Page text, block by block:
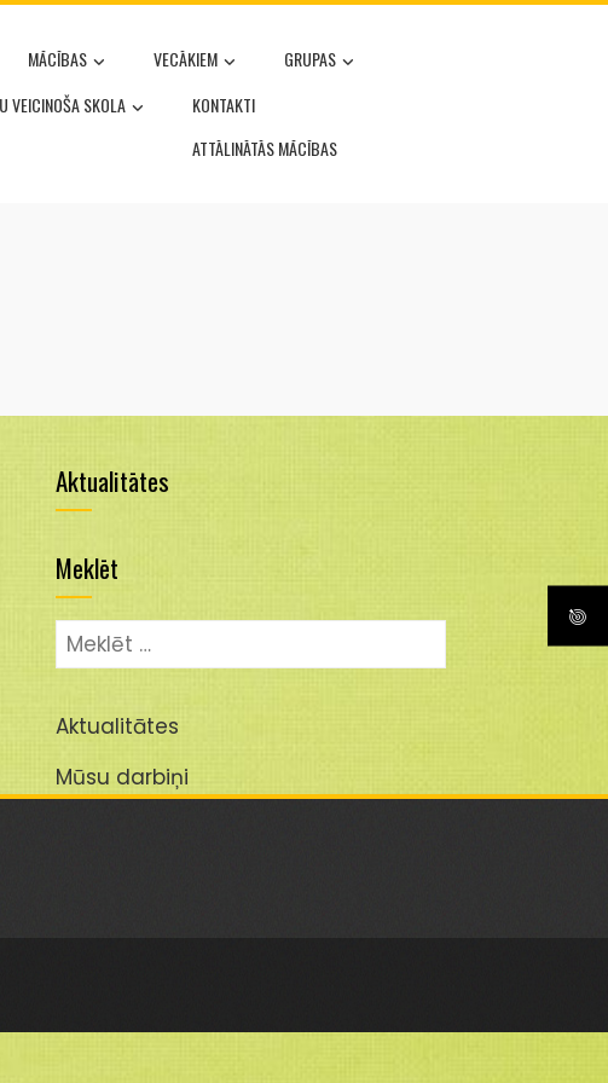
MĀCĪBAS VECĀKIEM
GRUPAS
VEICINOŠA SKOLA
KONTAKTI
ATTĀLINĀTĀS MĀCĪBAS
Aktualitātes
Meklēt
Meklēt:
Aktualitātes
Mūsu darbiņi